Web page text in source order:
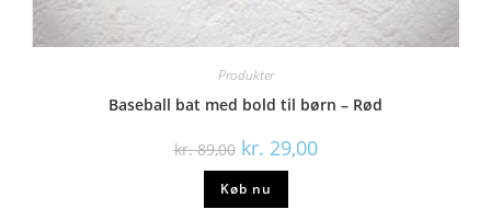
Produkter
Baseball bat med bold til børn – Rød
kr.89,00 kr. 29,00
Køb nu